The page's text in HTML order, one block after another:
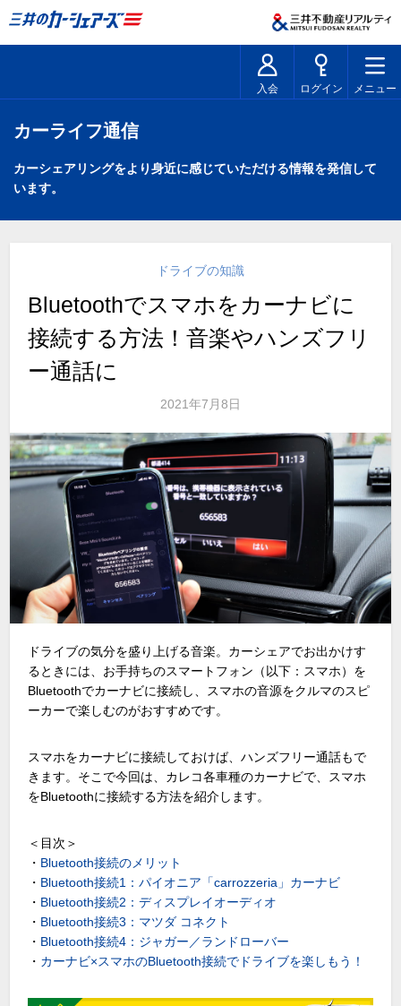
入会 ログイン メニュー
カーライフ通信
カーシェアリングをより身近に感じていただける情報を発信して
います。
ドライブの知識
Bluetoothでスマホをカーナビに
接続する方法！音楽やハンズフリ
ー通話に
2021年7月8日
ドライブの気分を盛り上げる音楽。カーシェアでお出かけす
るときには、お手持ちのスマートフォン（以下：スマホ）を
Bluetoothでカーナビに接続し、スマホの音源をクルマのスピ
ーカーで楽しむのがおすすめです。
スマホをカーナビに接続しておけば、ハンズフリー通話もで
きます。そこで今回は、カレコ各車種のカーナビで、スマホ
をBluetoothに接続する方法を紹介します。
＜目次＞
・ Bluetooth接続のメリット
・ Bluetooth接続1：パイオニア「carrozzeria」カーナビ
・ Bluetooth接続2：ディスプレイオーディオ
・ Bluetooth接続3：マツダ コネクト
・ Bluetooth接続4：ジャガー／ランドローバー
・ カーナビ×スマホのBluetooth接続でドライブを楽しもう！